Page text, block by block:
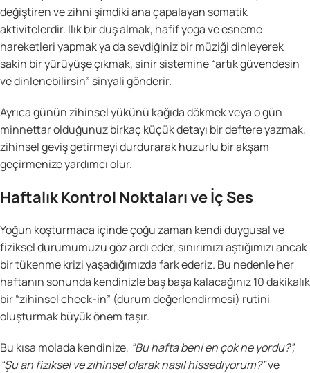
değiştiren ve zihni şimdiki ana çapalayan somatik
aktivitelerdir. Ilık bir duş almak, hafif yoga ve esneme
hareketleri yapmak ya da sevdiğiniz bir müziği dinleyerek
sakin bir yürüyüşe çıkmak, sinir sistemine “artık güvendesin
ve dinlenebilirsin” sinyali gönderir.
Ayrıca günün zihinsel yükünü kağıda dökmek veya o gün
minnettar olduğunuz birkaç küçük detayı bir deftere yazmak,
zihinsel geviş getirmeyi durdurarak huzurlu bir akşam
geçirmenize yardımcı olur.
Haftalık Kontrol Noktaları ve İç Ses
Yoğun koşturmaca içinde çoğu zaman kendi duygusal ve
fiziksel durumumuzu göz ardı eder, sınırımızı aştığımızı ancak
bir tükenme krizi yaşadığımızda fark ederiz. Bu nedenle her
haftanın sonunda kendinizle baş başa kalacağınız 10 dakikalık
bir “zihinsel check-in” (durum değerlendirmesi) rutini
oluşturmak büyük önem taşır.
Bu kısa molada kendinize, “Bu hafta beni en çok ne yordu?”,
“Şu an fiziksel ve zihinsel olarak nasıl hissediyorum?”ve